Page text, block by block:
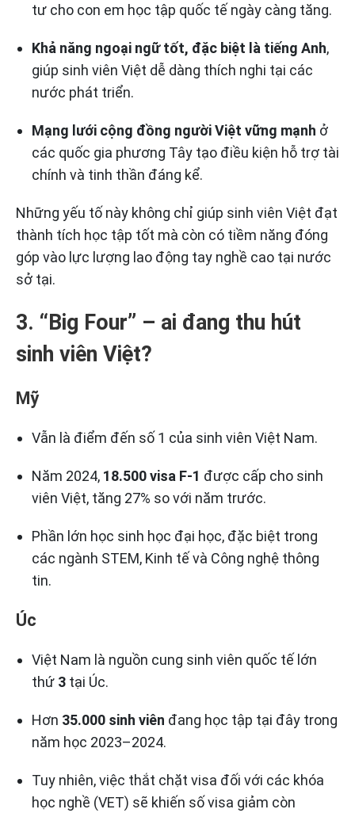
tư cho con em học tập quốc tế ngày càng tăng.
Khả năng ngoại ngữ tốt, đặc biệt là tiếng Anh,
giúp sinh viên Việt dễ dàng thích nghi tại các
nước phát triển.
Mạng lưới cộng đồng người Việt vững mạnh ở
các quốc gia phương Tây tạo điều kiện hỗ trợ tài
chính và tinh thần đáng kể.
Những yếu tố này không chỉ giúp sinh viên Việt đạt
thành tích học tập tốt mà còn có tiềm năng đóng
góp vào lực lượng lao động tay nghề cao tại nước
sở tại.
3. “Big Four” – ai đang thu hút
sinh viên Việt?
Mỹ
Vẫn là điểm đến số 1 của sinh viên Việt Nam.
Năm 2024, 18.500 visa F‑1 được cấp cho sinh
viên Việt, tăng 27% so với năm trước.
Phần lớn học sinh học đại học, đặc biệt trong
các ngành STEM, Kinh tế và Công nghệ thông
tin.
Úc
Việt Nam là nguồn cung sinh viên quốc tế lớn
thứ 3 tại Úc.
Hơn 35.000 sinh viên đang học tập tại đây trong
năm học 2023–2024.
Tuy nhiên, việc thắt chặt visa đối với các khóa
học nghề (VET) sẽ khiến số visa giảm còn